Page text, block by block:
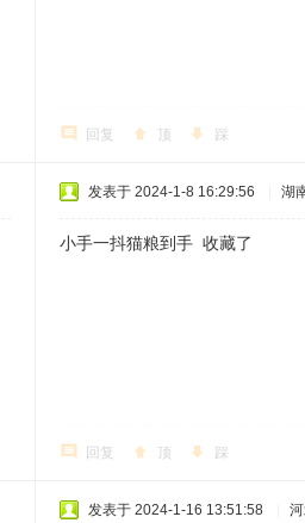
回复 顶 踩
发表于 2024-1-8 16:29:56 湖
小手一抖猫粮到手 收藏了
回复 顶 踩
发表于 2024-1-16 13:51:58